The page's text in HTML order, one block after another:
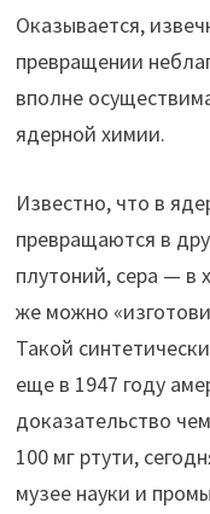
Оказывается,
превращении
вполне
ядерной химии.
Известно, что в
превращаются в
плутоний, сера — в
же можно
Такой
еще в 1947 году
доказательство
100 мг ртути,
музее науки и